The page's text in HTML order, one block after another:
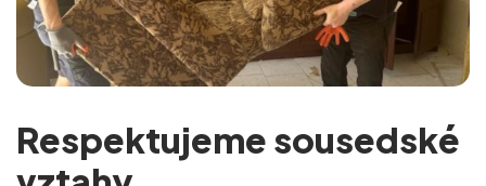
Respektujeme sousedské